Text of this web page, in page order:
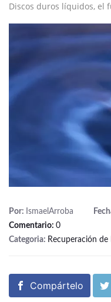
Discos duros líquidos, el
Por: IsmaelArroba
Comentario: 0
Categoria: Recuperación
Compártelo